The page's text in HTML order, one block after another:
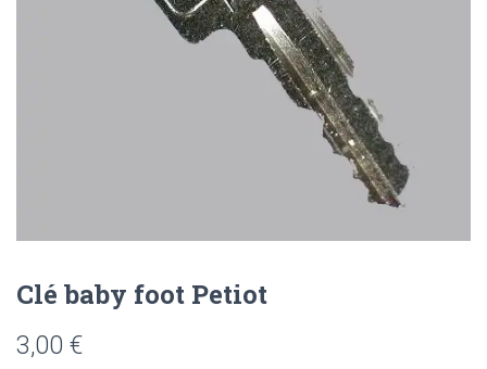
Clé baby foot Petiot
3,00 €